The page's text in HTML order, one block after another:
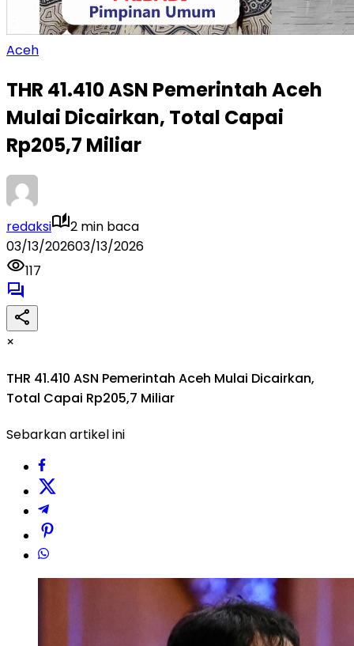
Aceh
THR 41.410 ASN Pemerintah Aceh
Mulai Dicairkan, Total Capai
Rp205,7 Miliar
redaksi
2 min baca
03/13/202603/13/2026
117
×
THR 41.410 ASN Pemerintah Aceh Mulai Dicairkan,
Total Capai Rp205,7 Miliar
Sebarkan artikel ini